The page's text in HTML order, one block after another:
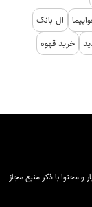
ال بانک
خرید قهوه
و محتوا با ذکر منبع مجاز